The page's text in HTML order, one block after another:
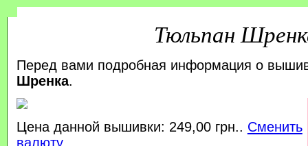
Тюльпан
Перед вами подробная информация о
Шренка.
Цена данной вышивки: 249,00 грн.. Сменить
валюту.